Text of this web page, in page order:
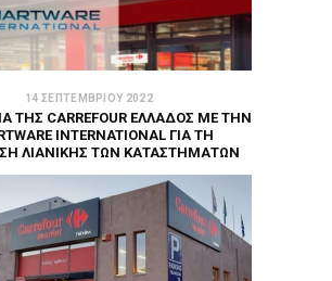
14 ΣΕΠΤΕΜΒΡΊΟΥ 2022
ΤΗΣ CARREFOUR ΕΛΛΆΔΟΣ ΜΕ ΤΗΝ
INTERNATIONAL ΓΙΑ ΤΗ
ΛΙΑΝΙΚΉΣ ΤΩΝ ΚΑΤΑΣΤΗΜΆΤΩΝ